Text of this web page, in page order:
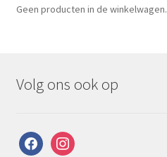
Geen producten in de winkelwagen.
Volg ons ook op
facebookinstagram